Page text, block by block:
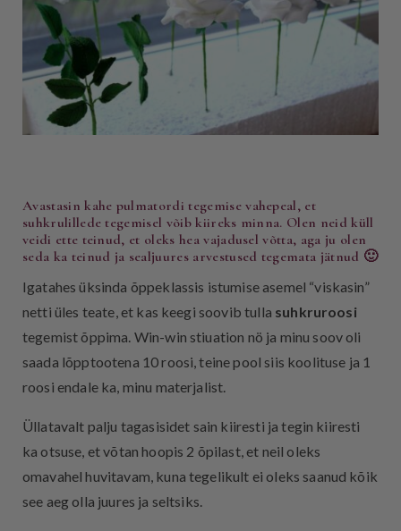
Avastasin kahe pulmatordi tegemise vahepeal, et
suhkrulillede tegemisel võib kiireks minna. Olen neid küll
veidi ette teinud, et oleks hea vajadusel võtta, aga ju olen
seda ka teinud ja sealjuures arvestused tegemata jätnud 🙂
Igatahes üksinda õppeklassis istumise asemel “viskasin”
netti üles teate, et kas keegi soovib tulla suhkruroosi
tegemist õppima. Win-win stiuation nö ja minu soov oli
saada lõpptootena 10 roosi, teine pool siis koolituse ja 1
roosi endale ka, minu materjalist.
Üllatavalt palju tagasisidet sain kiiresti ja tegin kiiresti
ka otsuse, et võtan hoopis 2 õpilast, et neil oleks
omavahel huvitavam, kuna tegelikult ei oleks saanud kõik
see aeg olla juures ja seltsiks.